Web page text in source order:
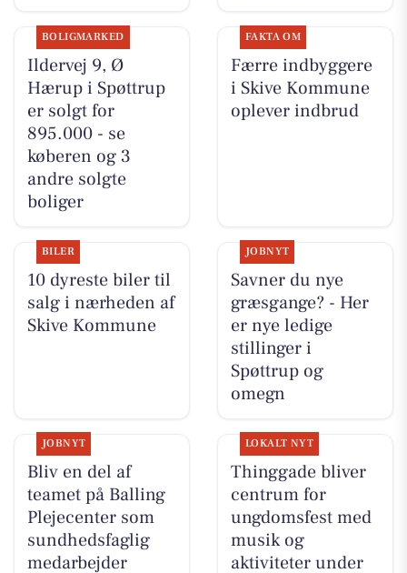
BOLIGMARKED
Ildervej 9, Ø
Hærup i Spøttrup
er solgt for
895.000 - se
køberen og 3
andre solgte
boliger
FAKTA OM
Færre indbyggere
i Skive Kommune
oplever indbrud
BILER
10 dyreste biler til
salg i nærheden af
Skive Kommune
JOBNYT
Savner du nye
græsgange? - Her
er nye ledige
stillinger i
Spøttrup og
omegn
JOBNYT
Bliv en del af
teamet på Balling
Plejecenter som
sundhedsfaglig
medarbejder
LOKALT NYT
Thinggade bliver
centrum for
ungdomsfest med
musik og
aktiviteter under